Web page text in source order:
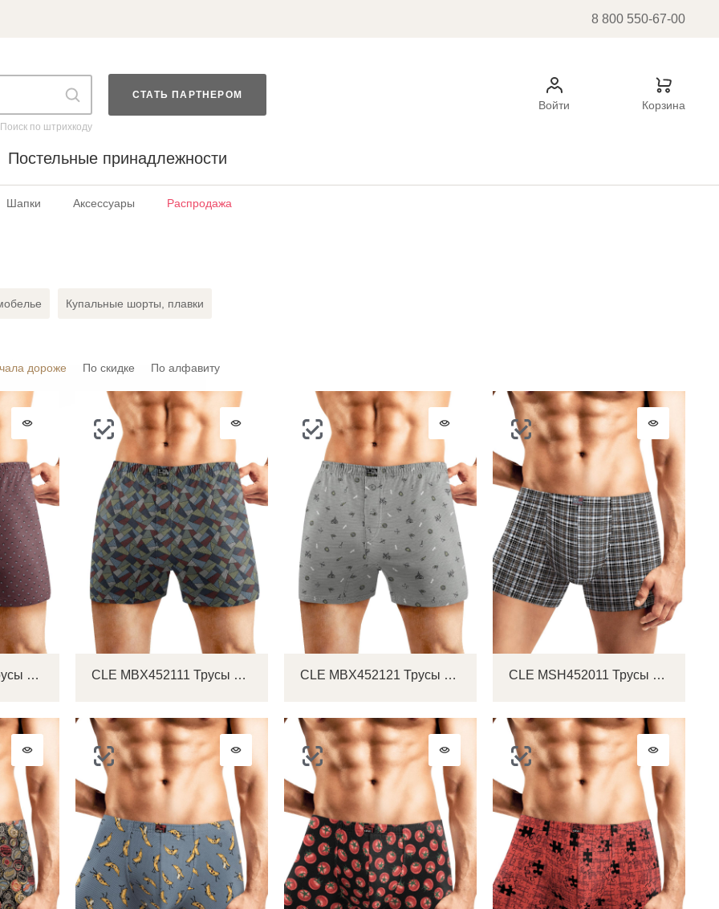
8 800 550-67-00
Поиск по штрихкоду
СТАТЬ ПАРТНЕРОМ
Войти Корзина
Постельные принадлежности
Шапки Аксессуары Распродажа
Купальные шорты, плавки
дороже По скидке По алфавиту
CLE MBX452131 Трусы мужские боксеры CLE MBX452111 Трусы мужские боксеры CLE MBX452121 Трусы мужские боксеры CLE MSH452011 Трусы мужские шорты